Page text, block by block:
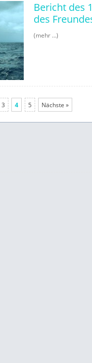
Bericht des
des
(mehr …)
3 4 5 Nächste »